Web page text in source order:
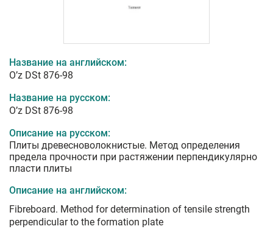
Название на английском:
O’z DSt 876-98
Название на русском:
O’z DSt 876-98
Описание на русском:
Плиты древесноволокнистые. Метод определения
предела прочности при растяжении перпендикулярно
пласти плиты
Описание на английском:
Fibreboard. Method for determination of tensile strength
perpendicular to the formation plate